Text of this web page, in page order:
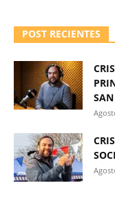
POST RECIENTES